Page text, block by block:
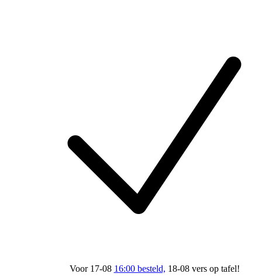
Voor 17-08 16:00 besteld, 18-08 vers op tafel!